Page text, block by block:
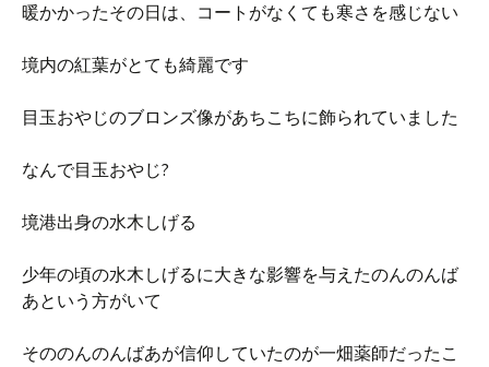
暖かかったその日は、コートがなくても寒さを感じない
境内の紅葉がとても綺麗です
目玉おやじのブロンズ像があちこちに飾られていました
なんで目玉おやじ?
境港出身の水木しげる
少年の頃の水木しげるに大きな影響を与えたのんのんば
あという方がいて
そののんのんばあが信仰していたのが一畑薬師だったこ